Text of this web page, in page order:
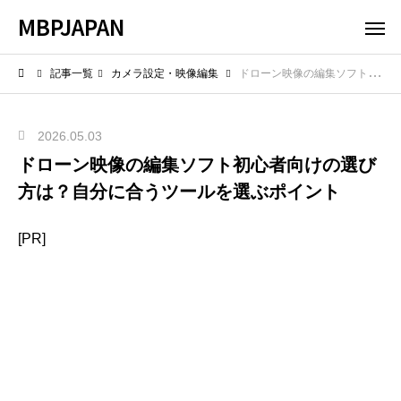
MBPJAPAN
記事一覧 カメラ設定・映像編集 ドローン映像の編集ソフト初心者向けの選び方は？自分に合うツールを選ぶポイント
2026.05.03
ドローン映像の編集ソフト初心者向けの選び
方は？自分に合うツールを選ぶポイント
[PR]